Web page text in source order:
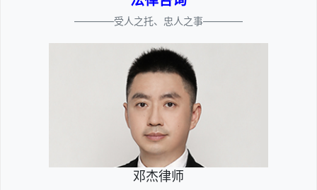
————受人之托、忠人之事————
邓杰律师